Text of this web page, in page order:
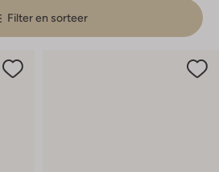
Filter en sorteer